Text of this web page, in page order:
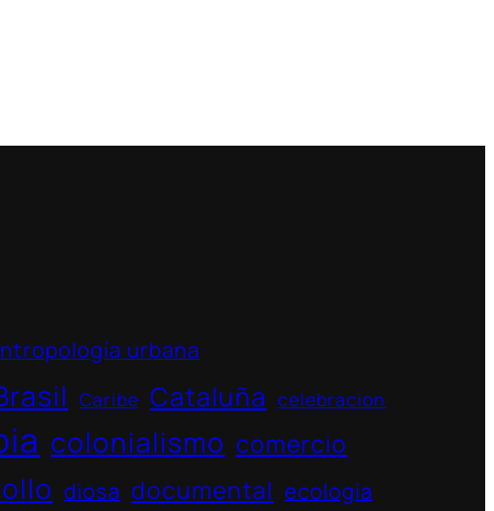
urbana
Caribe Cataluña celebracion
colonialismo comercio
diosa documental ecologia